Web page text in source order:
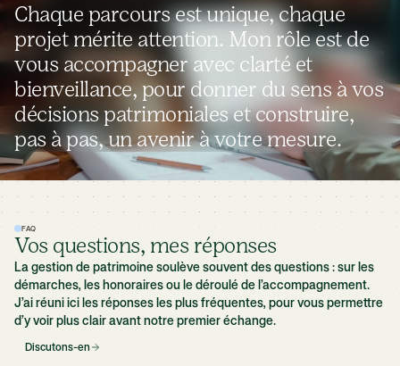
Chaque parcours est unique, chaque
projet mérite attention. Mon rôle est de
vous accompagner avec clarté et
bienveillance, pour donner du sens à vos
décisions patrimoniales et construire,
pas à pas, un avenir à votre mesure.
FAQ
Vos questions, mes réponses
La gestion de patrimoine soulève souvent des questions : sur les
démarches, les honoraires ou le déroulé de l’accompagnement.
J’ai réuni ici les réponses les plus fréquentes, pour vous permettre
d’y voir plus clair avant notre premier échange.
Discutons-en